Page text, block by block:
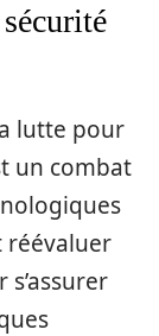
lutte pour
un combat
réévaluer